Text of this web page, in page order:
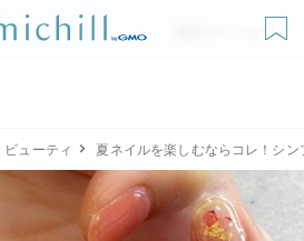
無料ダウンロード
ビューティ 夏ネイルを楽しむならコレ！シ